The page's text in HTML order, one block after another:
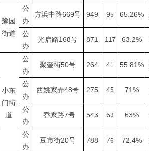
豫园
街道
公
办
方浜中路669号 949 95 65.26%
公
办
光启路168号 871 117 63.2%
小东
门街
道
公
办
聚奎街50号 264 41 55.81%
公
办
西姚家弄48号 275 45 71%
公
办
乔家路7号 543 63 63%
公
办
豆市街20号 788 76 72.4%